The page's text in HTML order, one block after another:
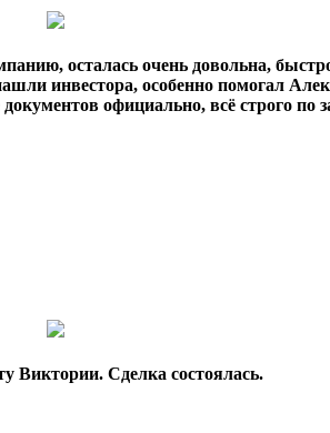
осталась очень довольна,
инвестора, особенно помогал
официально, всё строго по
Виктории. Сделка состоялась.